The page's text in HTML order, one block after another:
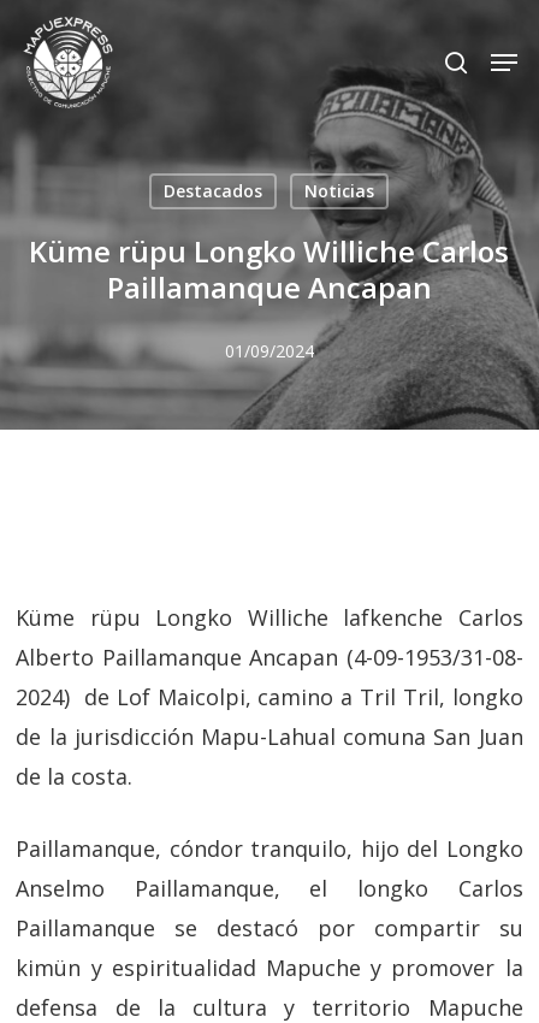
Skip
to
main
content
search
Destacados Noticias
Küme rüpu Longko Williche Carlos
Paillamanque Ancapan
01/09/2024
Küme rüpu Longko Williche lafkenche Carlos
Alberto Paillamanque Ancapan (4-09-1953/31-08-
2024) de Lof Maicolpi, camino a Tril Tril, longko
de la jurisdicción Mapu-Lahual comuna San Juan
de la costa.
Paillamanque, cóndor tranquilo, hijo del Longko
Anselmo Paillamanque, el longko Carlos
Paillamanque se destacó por compartir su
kimün y espiritualidad Mapuche y promover la
defensa de la cultura y territorio Mapuche
Close